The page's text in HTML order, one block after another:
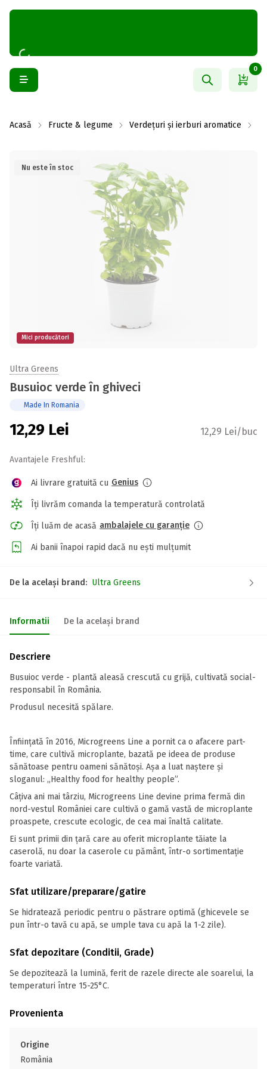
0
Acasă Fructe & legume Verdețuri și ierburi aromatice
Nu este în stoc
Mici producători
Ultra Greens
Busuioc verde în ghiveci
Made In Romania
12,29 Lei 12,29 Lei/buc
Avantajele Freshful:
Ai livrare gratuită cu Genius
Îți livrăm comanda la temperatură controlată
Îți luăm de acasă ambalajele cu garanție
Ai banii înapoi rapid dacă nu ești mulțumit
De la același brand: Ultra Greens
Informatii De la același brand
Descriere
Busuioc verde - plantă aleasă crescută cu grijă, cultivată social-
responsabil în România.
Produsul necesită spălare.
Înfiinţată în 2016, Microgreens Line a pornit ca o afacere part-
time, care cultivă microplante, bazată pe ideea de produse
sănătoase pentru oameni sănătoşi. Aşa a luat naștere şi
sloganul: „Healthy food for healthy people”.
Câțiva ani mai târziu, Microgreens Line devine prima fermă din
nord-vestul României care cultivă o gamă vastă de microplante
proaspete, crescute ecologic, de cea mai înaltă calitate.
Ei sunt primii din țară care au oferit microplante tăiate la
caserolă, nu doar la caserole cu pământ, într-o sortimentaţie
foarte variată.
Sfat utilizare/preparare/gatire
Se hidratează periodic pentru o păstrare optimă (ghicevele se
pun într-o tavă cu apă, se umple tava cu apă la 1-2 zile).
Sfat depozitare (Conditii, Grade)
Se depozitează la lumină, ferit de razele directe ale soarelui, la
temperaturi între 15-25°C.
Provenienta
Origine
România